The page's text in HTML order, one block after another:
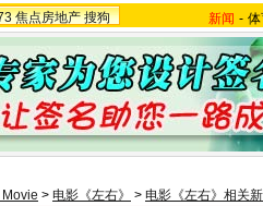
焦点房地产 搜狗 新闻 -
> 电影《左右》 > 电影《左右》相关